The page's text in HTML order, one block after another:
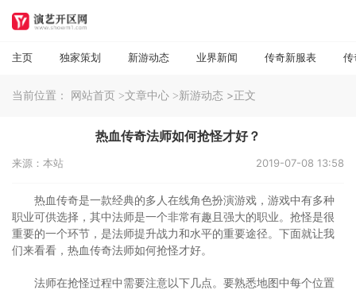
主页 独家策划 新游动态 业界新闻 传奇新服表 传
当前位置： 网站首页 >文章中心 >新游动态 >正文
热血传奇法师如何抢怪才好？
来源：本站 2019-07-08 13:58
热血传奇是一款经典的多人在线角色扮演游戏，游戏中有多种
职业可供选择，其中法师是一个非常有趣且强大的职业。抢怪是很
重要的一个环节，是法师提升战力和水平的重要途径。下面就让我
们来看看，热血传奇法师如何抢怪才好。
法师在抢怪过程中需要注意以下几点。要熟悉地图中每个位置